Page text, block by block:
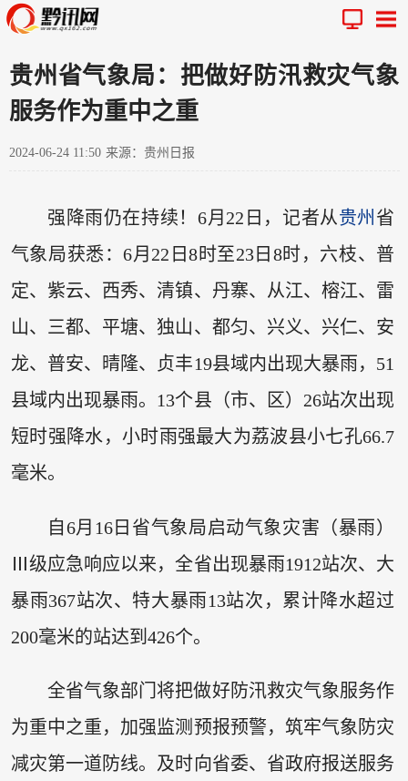
贵州省气象局：把做好防汛救灾气象
服务作为重中之重
2024-06-24 11:50 来源：贵州日报
强降雨仍在持续！6月22日，记者从贵州 省
气象局获悉：6月22日8时至23日8时，六枝、普
定、紫云、西秀、清镇、丹寨、从江、榕江、雷
山、三都、平塘、独山、都匀、兴义、兴仁、安
龙、普安、晴隆、贞丰19县域内出现大暴雨，51
县域内出现暴雨。13个县（市、区）26站次出现
短时强降水，小时雨强最大为荔波县小七孔66.7
毫米。
自6月16日省气象局启动气象灾害（暴雨）
Ⅲ级应急响应以来，全省出现暴雨1912站次、大
暴雨367站次、特大暴雨13站次，累计降水超过
200毫米的站达到426个。
全省气象部门将把做好防汛救灾气象服务作
为重中之重，加强监测预报预警，筑牢气象防灾
减灾第一道防线。及时向省委、省政府报送服务